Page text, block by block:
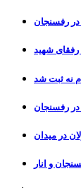
رفسنجان
رفسنجان
در میدان
و انار